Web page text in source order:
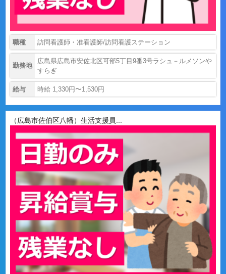
職種 訪問看護師・准看護師/訪問看護ステーション
勤務地
広島県広島市安佐北区可部5丁目9番3号ラシュ－ルメソンや
すらぎ
給与 時給 1,330円〜1,530円
（広島市佐伯区八幡）生活支援員...